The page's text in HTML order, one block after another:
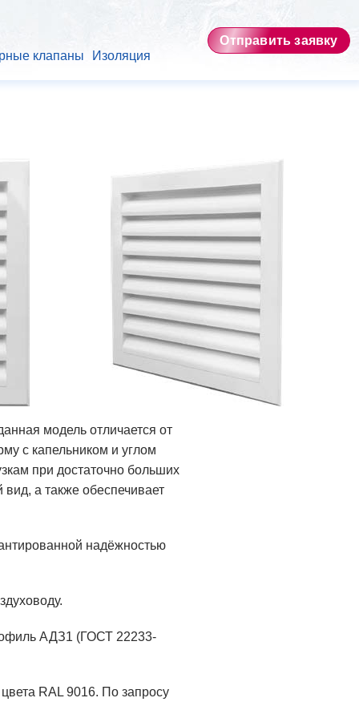
клапаны Изоляция
Отправить заявку
модель отличается от
с капельником и углом
при достаточно больших
а также обеспечивает
надёжностью
АДЗ1 (ГОСТ 22233-
RAL 9016. По запросу